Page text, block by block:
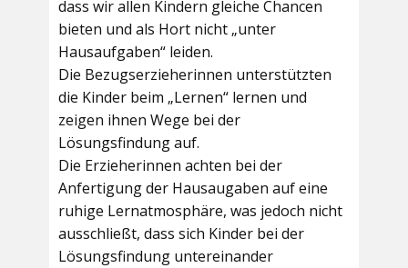
dass wir allen Kindern gleiche Chancen
bieten und als Hort nicht „unter
Hausaufgaben“ leiden.
Die Bezugserzieherinnen unterstützten
die Kinder beim „Lernen“ lernen und
zeigen ihnen Wege bei der
Lösungsfindung auf.
Die Erzieherinnen achten bei der
Anfertigung der Hausaugaben auf eine
ruhige Lernatmosphäre, was jedoch nicht
ausschließt, dass sich Kinder bei der
Lösungsfindung untereinander